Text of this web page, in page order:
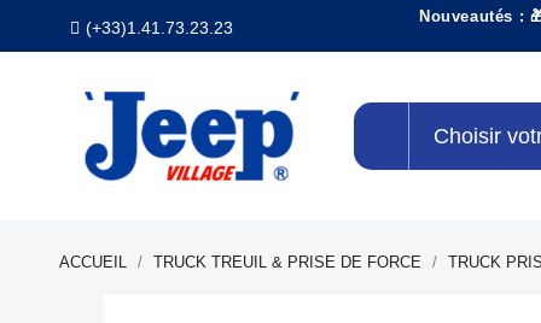
(+33)1.41.73.23.23
Nouveautés :
Choisir
ACCUEIL TRUCK TREUIL & PRISE DE FORCE TRUCK